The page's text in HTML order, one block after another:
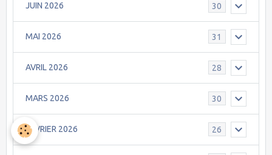
JUIN 2026 30
MAI 2026 31
AVRIL 2026 28
MARS 2026 30
FEVRIER 2026 26